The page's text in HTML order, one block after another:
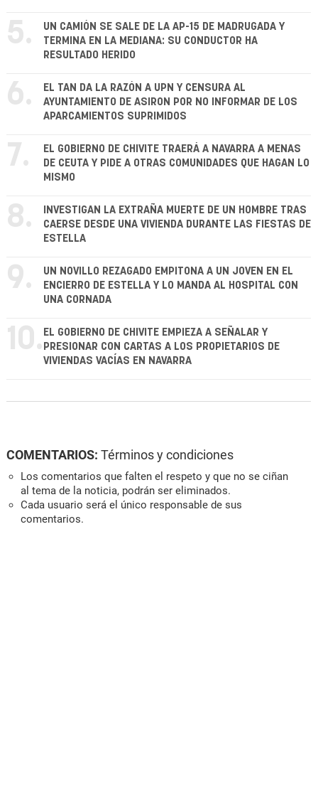
5.
UN CAMIÓN SE SALE DE LA AP-15 DE MADRUGADA Y
TERMINA EN LA MEDIANA: SU CONDUCTOR HA
RESULTADO HERIDO
6.
EL TAN DA LA RAZÓN A UPN Y CENSURA AL
AYUNTAMIENTO DE ASIRON POR NO INFORMAR DE LOS
APARCAMIENTOS SUPRIMIDOS
7.
EL GOBIERNO DE CHIVITE TRAERÁ A NAVARRA A MENAS
DE CEUTA Y PIDE A OTRAS COMUNIDADES QUE HAGAN LO
MISMO
8.
INVESTIGAN LA EXTRAÑA MUERTE DE UN HOMBRE TRAS
CAERSE DESDE UNA VIVIENDA DURANTE LAS FIESTAS DE
ESTELLA
9.
UN NOVILLO REZAGADO EMPITONA A UN JOVEN EN EL
ENCIERRO DE ESTELLA Y LO MANDA AL HOSPITAL CON
UNA CORNADA
10. EL GOBIERNO DE CHIVITE EMPIEZA A SEÑALAR Y
PRESIONAR CON CARTAS A LOS PROPIETARIOS DE
VIVIENDAS VACÍAS EN NAVARRA
COMENTARIOS: Términos y condiciones
Los comentarios que falten el respeto y que no se ciñan
al tema de la noticia, podrán ser eliminados.
Cada usuario será el único responsable de sus
comentarios.